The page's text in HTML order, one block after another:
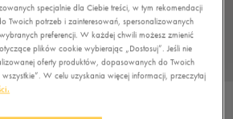
specjalnie dla Ciebie treści, w tym rekomendacji
Twoich potrzeb i zainteresowań, spersonalizowanych
preferencji. W każdej chwili możesz zmienić
plików cookie wybierając „Dostosuj”. Jeśli nie
oferty produktów, dopasowanych do Twoich
W celu uzyskania więcej informacji, przeczytaj